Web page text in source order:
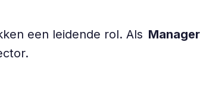
een leidende rol. Als